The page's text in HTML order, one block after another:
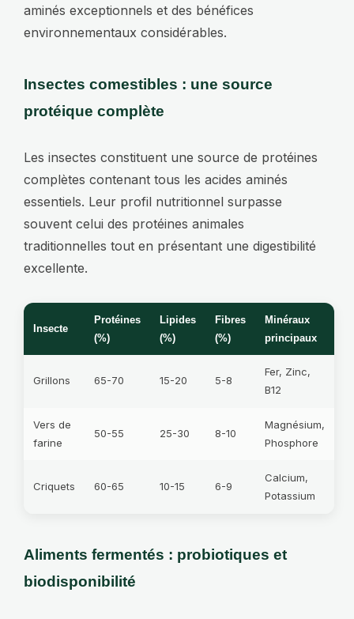
aminés exceptionnels et des bénéfices
environnementaux considérables.
Insectes comestibles : une source
protéique complète
Les insectes constituent une source de protéines
complètes contenant tous les acides aminés
essentiels. Leur profil nutritionnel surpasse
souvent celui des protéines animales
traditionnelles tout en présentant une digestibilité
excellente.
Insecte
Protéines
(%)
Lipides
(%)
Fibres
(%)
Minéraux
principaux
Grillons 65-70 15-20 5-8
Fer, Zinc,
B12
Vers de
farine
50-55 25-30 8-10
Magnésium,
Phosphore
Criquets 60-65 10-15 6-9
Calcium,
Potassium
Aliments fermentés : probiotiques et
biodisponibilité